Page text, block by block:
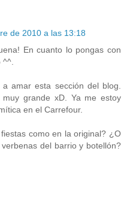
de 2010 a las 13:18
En cuanto lo pongas con
amar esta sección del blog.
grande xD. Ya me estoy
en el Carrefour.
como en la original? ¿O
del barrio y botellón?